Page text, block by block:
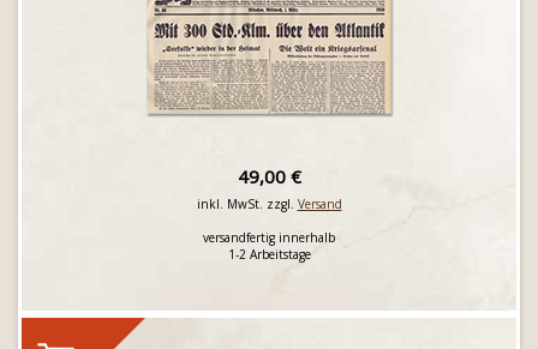
49,00 €
inkl. MwSt. zzgl. Versand
versandfertig innerhalb
1-2 Arbeitstage